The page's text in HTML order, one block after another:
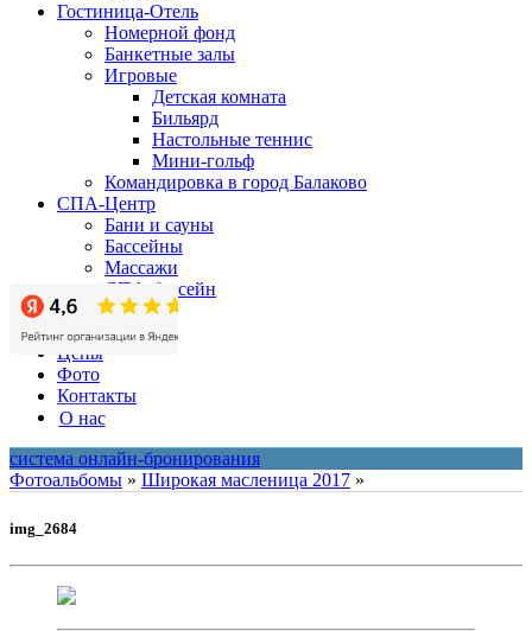
Гостиница-Отель
Номерной фонд
Банкетные залы
Игровые
Детская комната
Бильярд
Настольные теннис
Мини-гольф
Командировка в город Балаково
СПА-Центр
Бани и сауны
Бассейны
Массажи
СПА-бассейн
Бизнес-центр
Акции
Цены
Фото
Контакты
О нас
система онлайн-бронирования
Фотоальбомы » Широкая масленица 2017 »
img_2684